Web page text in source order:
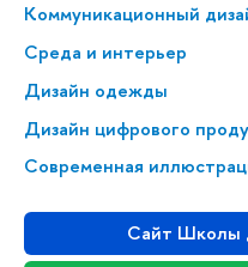
Коммуникационный
Среда и интерьер
Дизайн одежды
Дизайн цифрового
Современная
Сайт Школы